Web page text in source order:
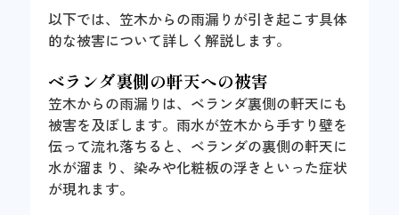
以下では、笠木からの雨漏りが引き起こす具体
的な被害について詳しく解説します。
ベランダ裏側の軒天への被害
笠木からの雨漏りは、ベランダ裏側の軒天にも
被害を及ぼします。雨水が笠木から手すり壁を
伝って流れ落ちると、ベランダの裏側の軒天に
水が溜まり、染みや化粧板の浮きといった症状
が現れます。